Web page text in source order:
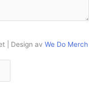
| Design av We Do Merch